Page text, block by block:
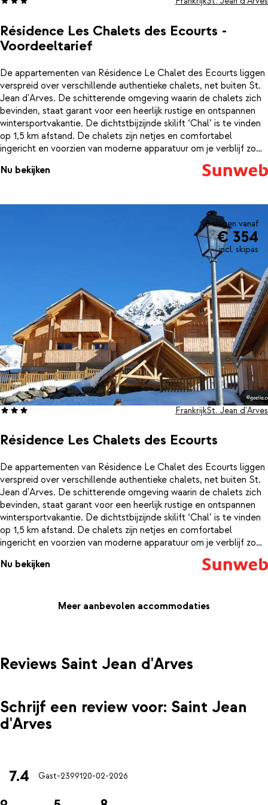
Résidence Les Chalets des Ecourts -
Voordeeltarief
De appartementen van Résidence Le Chalet des Ecourts liggen
verspreid over verschillende authentieke chalets, net buiten St.
Jean d'Arves. De schitterende omgeving waarin de chalets zich
bevinden, staat garant voor een heerlijk rustige en ontspannen
wintersportvakantie. De dichtstbijzijnde skilift ‘Chal’ is te vinden
op 1,5 km afstand. De chalets zijn netjes en comfortabel
ingericht en voorzien van moderne apparatuur om je verblijf zo
relaxen? Breng eens een bezoekje aan de hamam, de sauna of
Nu bekijken
8 dagen vanaf
€ 354
incl. skipas
Résidence Les Chalets des Ecourts
FrankrijkSt. Jean d'Arves
De appartementen van Résidence Le Chalet des Ecourts liggen
verspreid over verschillende authentieke chalets, net buiten St.
Jean d'Arves. De schitterende omgeving waarin de chalets zich
bevinden, staat garant voor een heerlijk rustige en ontspannen
wintersportvakantie. De dichtstbijzijnde skilift ‘Chal’ is te vinden
op 1,5 km afstand. De chalets zijn netjes en comfortabel
ingericht en voorzien van moderne apparatuur om je verblijf zo
aangenaam mogelijk te maken. Ben je toe aan een avondje
relaxen? Breng eens een bezoekje aan de hamam, de sauna of
Nu bekijken
Meer aanbevolen accommodaties
Reviews Saint Jean d'Arves
Schrijf een review voor: Saint Jean
d'Arves
7.4 Gast-2399120-02-2026